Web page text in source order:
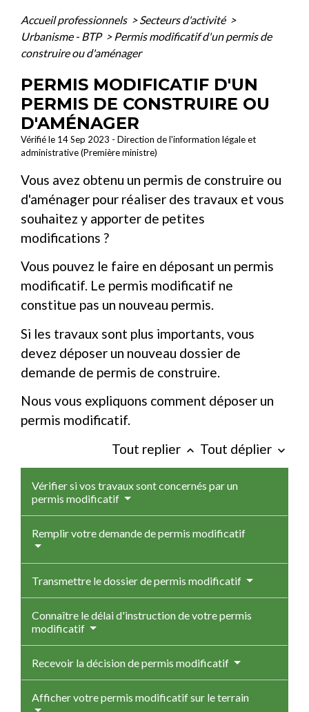
Accueil professionnels > Secteurs d'activité >
Urbanisme - BTP > Permis modificatif d'un permis de
construire ou d'aménager
PERMIS MODIFICATIF D'UN
PERMIS DE CONSTRUIRE OU
D'AMÉNAGER
Vérifié le 14 Sep 2023 - Direction de l'information légale et
administrative (Première ministre)
Vous avez obtenu un permis de construire ou
d'aménager pour réaliser des travaux et vous
souhaitez y apporter de petites
modifications ?
Vous pouvez le faire en déposant un permis
modificatif. Le permis modificatif ne
constitue pas un nouveau permis.
Si les travaux sont plus importants, vous
devez déposer un nouveau dossier de
demande de permis de construire.
Nous vous expliquons comment déposer un
permis modificatif.
Tout replier keyboard_arrow_up Tout déplier keyboard_arrow_down
Vérifier si vos travaux sont concernés par un
permis modificatif
Remplir votre demande de permis modificatif
Transmettre le dossier de permis modificatif
Connaître le délai d'instruction de votre permis
modificatif
Recevoir la décision de permis modificatif
Afficher votre permis modificatif sur le terrain